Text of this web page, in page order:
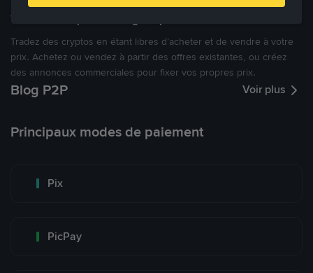
Tradez à des prix avantageux pour vous
Tradez des cryptos en étant libres d’acheter et de vendre à votre
prix. Achetez ou vendez à partir des offres existantes, ou créez
des annonces commerciales pour fixer vos propres prix.
Blog P2P Voir plus
Principaux modes de paiement
Pix
PicPay